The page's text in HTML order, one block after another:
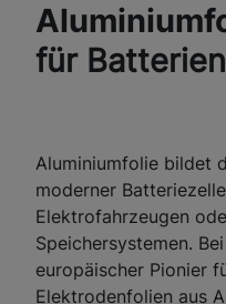
für Batterien
Aluminiumfolie bildet
moderner
Elektrofahrzeugen
Speichersystemen.
europäischer Pionier
Elektrodenfolien aus